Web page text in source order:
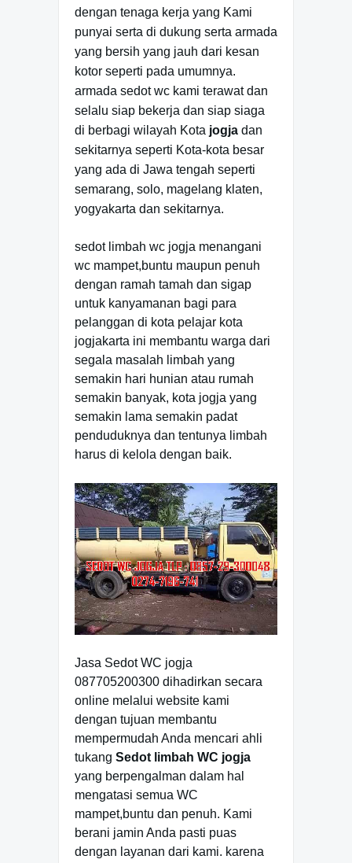
dengan tenaga kerja yang Kami
punyai serta di dukung serta armada
yang bersih yang jauh dari kesan
kotor seperti pada umumnya.
armada sedot wc kami terawat dan
selalu siap bekerja dan siap siaga
di berbagi wilayah Kota jogja dan
sekitarnya seperti Kota-kota besar
yang ada di Jawa tengah seperti
semarang, solo, magelang klaten,
yogyakarta dan sekitarnya.
sedot limbah wc jogja menangani
wc mampet,buntu maupun penuh
dengan ramah tamah dan sigap
untuk kanyamanan bagi para
pelanggan di kota pelajar kota
jogjakarta ini membantu warga dari
segala masalah limbah yang
semakin hari hunian atau rumah
semakin banyak, kota jogja yang
semakin lama semakin padat
penduduknya dan tentunya limbah
harus di kelola dengan baik.
Jasa Sedot WC jogja
087705200300 dihadirkan secara
online melalui website kami
dengan tujuan membantu
mempermudah Anda mencari ahli
tukang Sedot limbah WC jogja
yang berpengalman dalam hal
mengatasi semua WC
mampet,buntu dan penuh. Kami
berani jamin Anda pasti puas
dengan layanan dari kami. karena